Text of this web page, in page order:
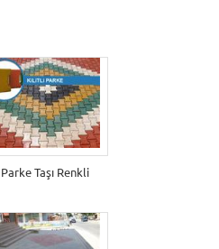
Parke Taşı Renkli